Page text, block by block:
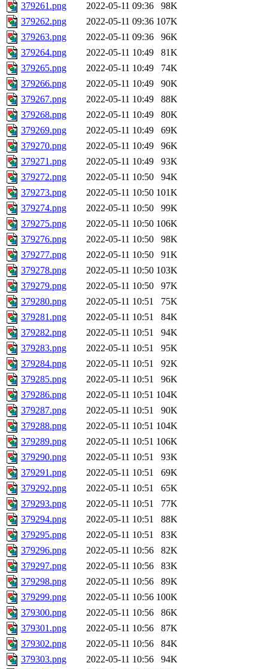
379261.png
2022-05-11 09:36
98K
379262.png
2022-05-11 09:36 107K
379263.png
2022-05-11 09:36
96K
379264.png
2022-05-11 10:49
81K
379265.png
2022-05-11 10:49
74K
379266.png
2022-05-11 10:49
90K
379267.png
2022-05-11 10:49
88K
379268.png
2022-05-11 10:49
80K
379269.png
2022-05-11 10:49
69K
379270.png
2022-05-11 10:49
96K
379271.png
2022-05-11 10:49
93K
379272.png
2022-05-11 10:50
94K
379273.png
2022-05-11 10:50 101K
379274.png
2022-05-11 10:50
99K
379275.png
2022-05-11 10:50 106K
379276.png
2022-05-11 10:50
98K
379277.png
2022-05-11 10:50
91K
379278.png
2022-05-11 10:50 103K
379279.png
2022-05-11 10:50
97K
379280.png
2022-05-11 10:51
75K
379281.png
2022-05-11 10:51
84K
379282.png
2022-05-11 10:51
94K
379283.png
2022-05-11 10:51
95K
379284.png
2022-05-11 10:51
92K
379285.png
2022-05-11 10:51
96K
379286.png
2022-05-11 10:51 104K
379287.png
2022-05-11 10:51
90K
379288.png
2022-05-11 10:51 104K
379289.png
2022-05-11 10:51 106K
379290.png
2022-05-11 10:51
93K
379291.png
2022-05-11 10:51
69K
379292.png
2022-05-11 10:51
65K
379293.png
2022-05-11 10:51
77K
379294.png
2022-05-11 10:51
88K
379295.png
2022-05-11 10:51
83K
379296.png
2022-05-11 10:56
82K
379297.png
2022-05-11 10:56
83K
379298.png
2022-05-11 10:56
89K
379299.png
2022-05-11 10:56 100K
379300.png
2022-05-11 10:56
86K
379301.png
2022-05-11 10:56
87K
379302.png
2022-05-11 10:56
84K
379303.png
2022-05-11 10:56
94K